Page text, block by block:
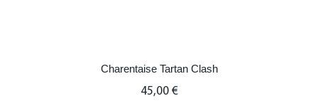
Charentaise Tartan Clash
45,00 €